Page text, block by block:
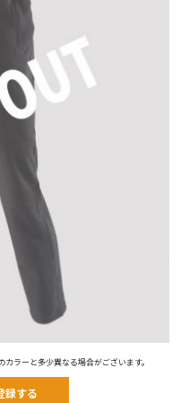
ラーと多少異なる場合がございます。
録する